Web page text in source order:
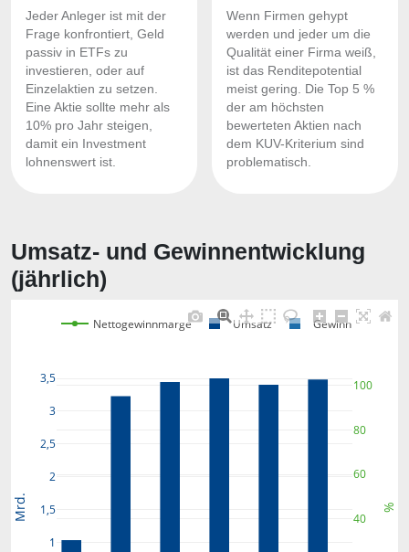
Jeder Anleger ist mit der
Frage konfrontiert, Geld
passiv in ETFs zu
investieren, oder auf
Einzelaktien zu setzen.
Eine Aktie sollte mehr als
10% pro Jahr steigen,
damit ein Investment
lohnenswert ist.
Wenn Firmen gehypt
werden und jeder um die
Qualität einer Firma weiß,
ist das Renditepotential
meist gering. Die Top 5 %
der am höchsten
bewerteten Aktien nach
dem KUV-Kriterium sind
problematisch.
Umsatz- und Gewinnentwicklung
(jährlich)
1
1,5
2
2,5
3
3,5
40
60
80
100
Nettogewinnmarge Umsatz Gewinn
Mrd. %